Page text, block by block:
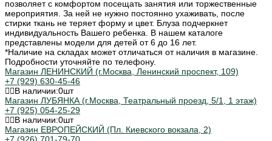
позволяет с комфортом посещать занятия или торжественные
мероприятия. За ней не нужно постоянно ухаживать, после
стирки ткань не теряет форму и цвет. Блуза подчеркнет
индивидуальность Вашего ребенка. В нашем каталоге
представлены модели для детей от 6 до 16 лет.
*Наличие на складах может отличаться от наличия в магазине.
Подробности уточняйте по телефону.
Магазин ЛЕНИНСКИЙ (г.Москва, Ленинский проспект, 109)
+7 (929) 630-45-46
В наличии:0шт
Магазин ЛУБЯНКА (г.Москва, Театральный проезд, 5/1, 1 этаж)
+7 (925) 054-25-29
В наличии:0шт
Магазин ЕВРОПЕЙСКИЙ (Пл. Киевского вокзала, 2)